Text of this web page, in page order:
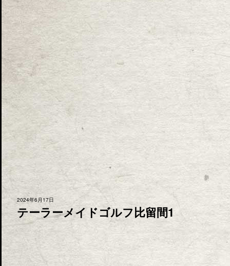
2024年6月17日
テーラーメイドゴルフ比留間1